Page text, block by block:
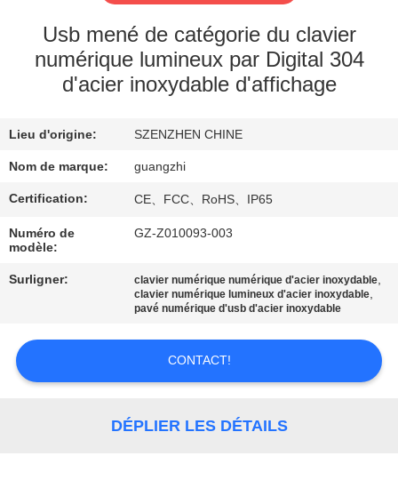
VISITE
D'USINE
DE
QUALITÉ
CONTACTEZ-
NOUS
DEMANDEZ
UNE
CITATION
Usb mené de catégorie du clavier
numérique lumineux par Digital 304
d'acier inoxydable d'affichage
Lieu d'origine: SZENZHEN CHINE
Nom de marque: guangzhi
Certification: CE、FCC、RoHS、IP65
Numéro de
modèle:
GZ-Z010093-003
Surligner: clavier numérique numérique d'acier inoxydable,
clavier numérique lumineux d'acier inoxydable,
pavé numérique d'usb d'acier inoxydable
CONTACT!
DÉPLIER LES DÉTAILS